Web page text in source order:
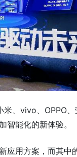
、vivo、OPPO
智能化的新体验。
应用方案，而其中